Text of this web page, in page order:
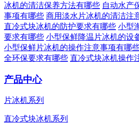
冰机的清洁保养方法有哪些 自动水产
事项有哪些 商用淡水片冰机的清洁注
直冷式块冰机的防护要求有哪些 小型
要求有哪些 小型保鲜降温片冰机的设
小型保鲜片冰机的操作注意事项有哪
全环保要求有哪些 直冷式块冰机操作
产品中心
片冰机系列
直冷式块冰机系列